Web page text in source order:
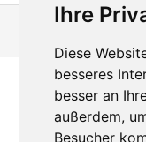
Ihre
Diese
besseres
besser an
außerdem,
Besucher
Contacts
Feedback
Report A Bug